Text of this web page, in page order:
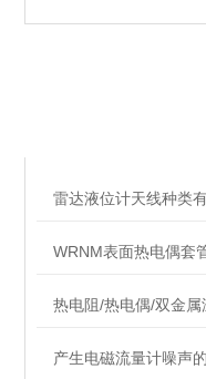
雷达液位计天线种类
产生电磁流量计噪声